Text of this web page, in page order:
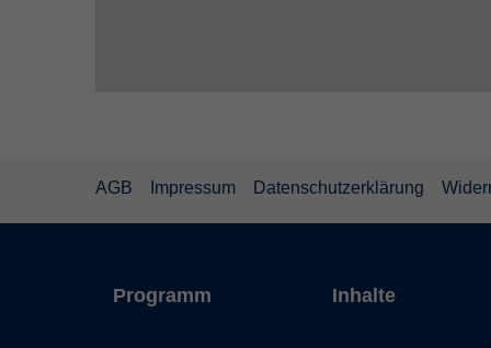
AGB Impressum Datenschutzerklärung
Programm Inhalte